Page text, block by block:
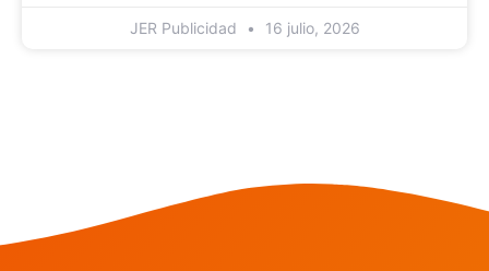
JER Publicidad 16 julio, 2026